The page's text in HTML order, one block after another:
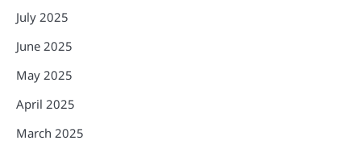
July 2025
June 2025
May 2025
April 2025
March 2025